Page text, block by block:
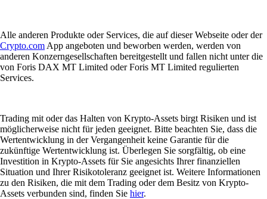
Alle anderen Produkte oder Services, die auf dieser Webseite oder der
Crypto.com App angeboten und beworben werden, werden von
anderen Konzerngesellschaften bereitgestellt und fallen nicht unter die
von Foris DAX MT Limited oder Foris MT Limited regulierten
Services.
Trading mit oder das Halten von Krypto-Assets birgt Risiken und ist
möglicherweise nicht für jeden geeignet. Bitte beachten Sie, dass die
Wertentwicklung in der Vergangenheit keine Garantie für die
zukünftige Wertentwicklung ist. Überlegen Sie sorgfältig, ob eine
Investition in Krypto-Assets für Sie angesichts Ihrer finanziellen
Situation und Ihrer Risikotoleranz geeignet ist. Weitere Informationen
zu den Risiken, die mit dem Trading oder dem Besitz von Krypto-
Assets verbunden sind, finden Sie hier.